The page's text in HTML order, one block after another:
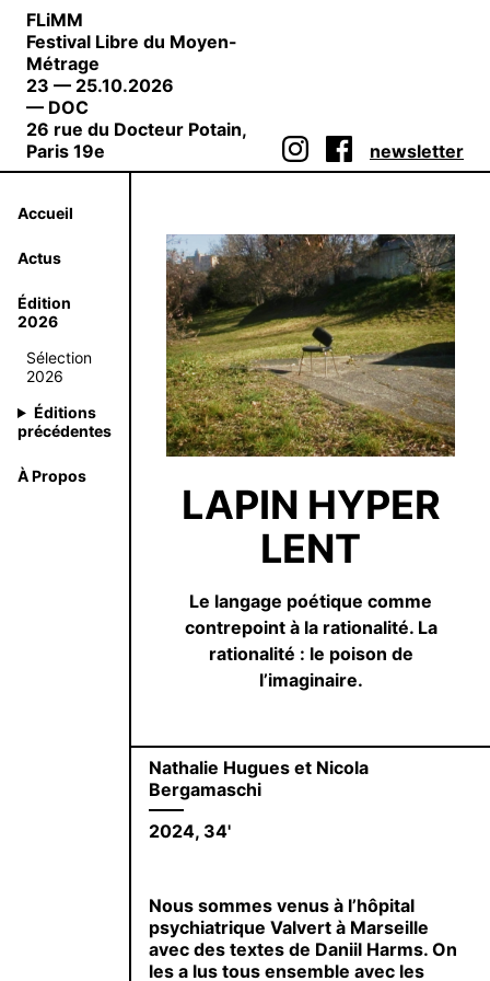
FLiMM
Festival Libre du Moyen-
Métrage
23 — 25.10.2026
— DOC
26 rue du Docteur Potain,
Paris 19e
newsletter
Accueil
Actus
Édition
2026
Sélection
2026
Éditions
précédentes
À Propos
LAPIN HYPER
LENT
Le langage poétique comme
contrepoint à la rationalité. La
rationalité : le poison de
l’imaginaire.
Nathalie Hugues et Nicola
Bergamaschi
2024, 34'
Nous sommes venus à l’hôpital
psychiatrique Valvert à Marseille
avec des textes de Daniil Harms. On
les a lus tous ensemble avec les